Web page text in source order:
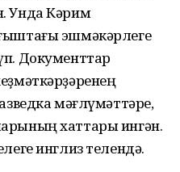
Унда Кәрим
эшмәкәрлеге
Документтар
мәғлүмәттәре,
хаттары ингән.
инглиз телендә.